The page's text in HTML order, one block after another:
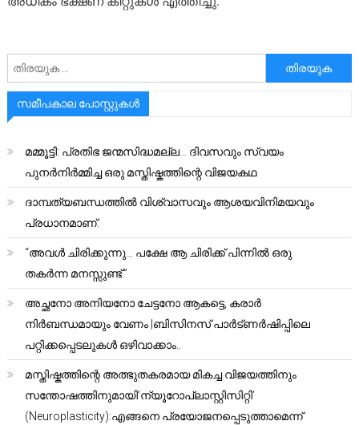
അനേഷിക്കുക
സമീപകാല പോസ്റ്റുകൾ
മമ്മൂട്ടി: പ്രതിഭ ജന്മസിദ്ധമല്ല… ദിവസവും സ്വയം
പുനർനിർമ്മിച്ച ഒരു മസ്തിഷ്കത്തിന്റെ വിജയകഥ
ദാമ്പത്യബന്ധത്തിൽ വിശ്വാസവും ആശയവിനിമയവും
പ്രധാനമാണ്.
“അവൾ ചിരിക്കുന്നു… പക്ഷേ ആ ചിരിക്ക് പിന്നിൽ ഒരു
തകർന്ന മനസ്സുണ്ട്.”
അച്ഛനോ അനിയനോ ചേട്ടനോ ആകട്ടെ, കരാർ
നിർബന്ധമായും വേണം |ബിസിനസ് പാർട്ണർഷിപ്പിലെ
പറ്റിക്കപ്പെടലുകൾ ഒഴിവാക്കാം..
മസ്തിഷ്കത്തിന്റെ അത്ഭുതകരമായ മികച്ച വിജയത്തിനും
സന്തോഷത്തിനുമായി’ന്യൂറോപ്ലാസ്റ്റിസിറ്റി’
(Neuroplasticity):എങ്ങനെ പ്രയോജനപ്പെടുത്താമെന്ന്